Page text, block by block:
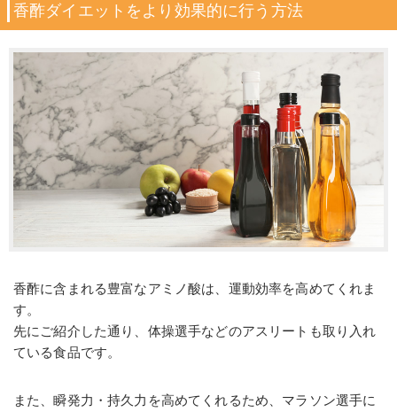
香酢ダイエットをより効果的に行う方法
香酢に含まれる豊富なアミノ酸は、運動効率を高めてくれま
す。
先にご紹介した通り、体操選手などのアスリートも取り入れ
ている食品です。
また、瞬発力・持久力を高めてくれるため、マラソン選手に